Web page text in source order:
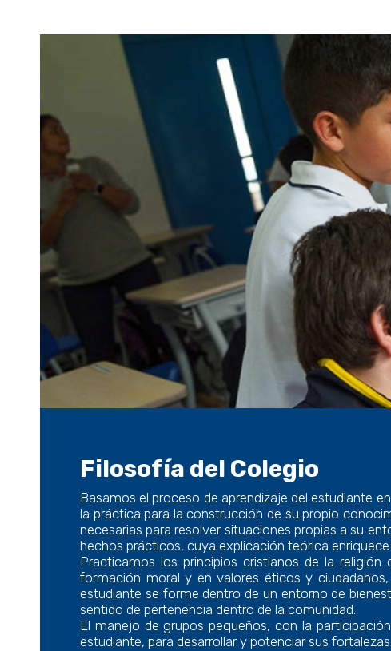
Filosofía del Colegio
Basamos el proceso de aprendizaje del estudiante
la práctica para la construcción de su propio
necesarias para resolver situaciones propias a su
hechos prácticos, cuya explicación teórica
Practicamos los principios cristianos de la
formación moral y en valores éticos y
estudiante se forme dentro de un entorno de
sentido de pertenencia dentro de la comunidad.
El manejo de grupos pequeños, con la
estudiante, para desarrollar y potenciar sus fortalezas.